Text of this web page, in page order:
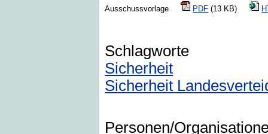
Ausschussvorlage PDF (13 KB)
Schlagworte
Sicherheit
Sicherheit
Personen/